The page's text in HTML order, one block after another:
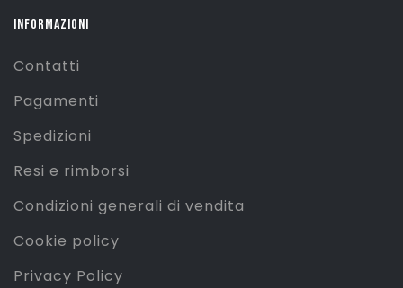
INFORMAZIONI
Contatti
Pagamenti
Spedizioni
Resi e rimborsi
Condizioni generali di vendita
Cookie policy
Privacy Policy